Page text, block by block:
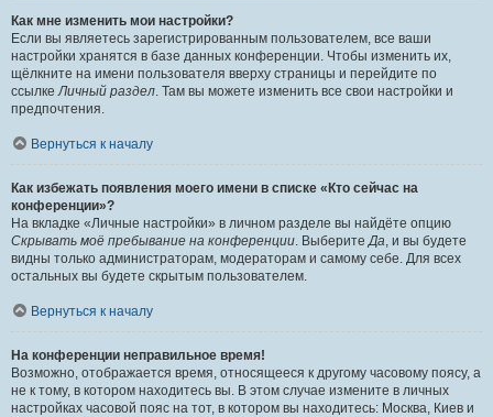
Как мне изменить мои настройки?
Если вы являетесь зарегистрированным пользователем, все ваши
настройки хранятся в базе данных конференции. Чтобы изменить их,
щёлкните на имени пользователя вверху страницы и перейдите по
ссылкеЛичный раздел. Там вы можете изменить все свои настройки и
предпочтения.
Вернуться к началу
Как избежать появления моего имени в списке «Кто сейчас на
конференции»?
На вкладке «Личные настройки» в личном разделе вы найдёте опцию
Скрывать моё пребывание на конференции. ВыберитеДа, и вы будете
видны только администраторам, модераторам и самому себе. Для всех
остальных вы будете скрытым пользователем.
Вернуться к началу
На конференции неправильное время!
Возможно, отображается время, относящееся к другому часовому поясу, а
не к тому, в котором находитесь вы. В этом случае измените в личных
настройках часовой пояс на тот, в котором вы находитесь: Москва, Киев и